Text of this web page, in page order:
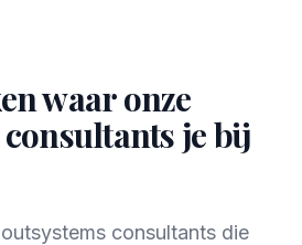
waar onze
je bij
consultants die